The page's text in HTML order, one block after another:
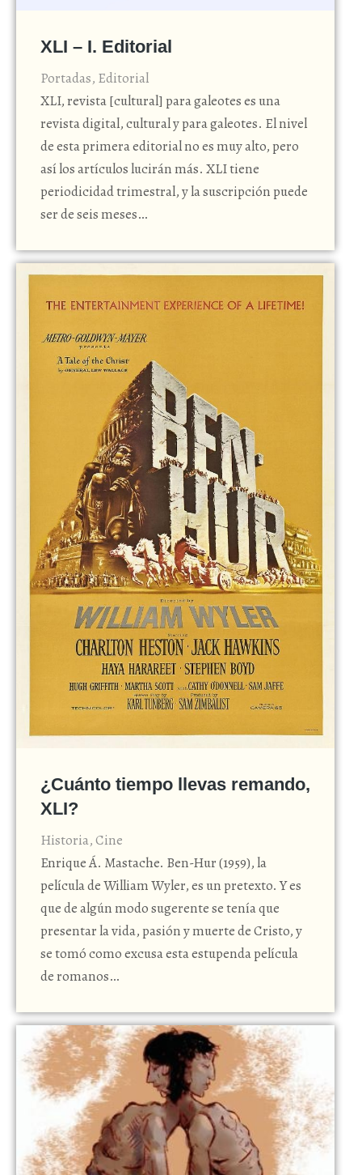
XLI – I. Editorial
Portadas, Editorial
XLI, revista [cultural] para galeotes es una
revista digital, cultural y para galeotes. El nivel
de esta primera editorial no es muy alto, pero
así los artículos lucirán más. XLI tiene
periodicidad trimestral, y la suscripción puede
ser de seis meses…
¿Cuánto tiempo llevas remando,
XLI?
Historia,Cine
Enrique Á. Mastache. Ben-Hur (1959), la
película de William Wyler, es un pretexto. Y es
que de algún modo sugerente se tenía que
presentar la vida, pasión y muerte de Cristo, y
se tomó como excusa esta estupenda película
de romanos…